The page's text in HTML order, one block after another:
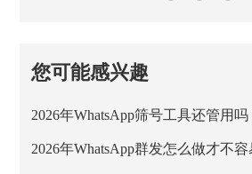
您可能感兴趣
2026年WhatsApp筛号工具还管用吗
2026年WhatsApp群发怎么做才不容